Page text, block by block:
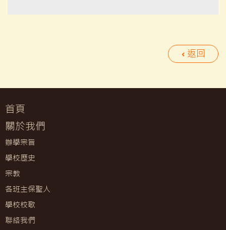
返回
首頁
關於我們
辦學宗旨
學校歷史
宗教
各班主保聖人
學校校歌
聯絡我們